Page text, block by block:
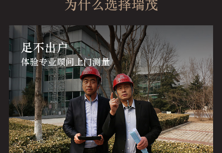
为什么选择瑞茂
足不出户
体验专业顾问上门测量